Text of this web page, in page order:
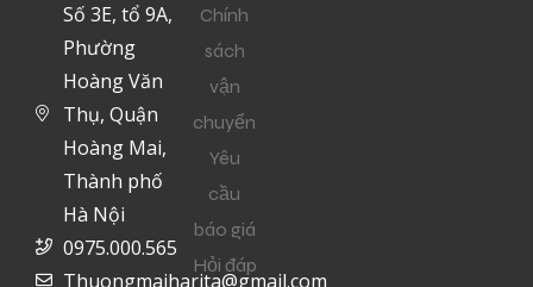
Số 3E, tổ 9A,
Phường
Hoàng Văn
Thụ, Quận
Hoàng Mai,
Thành phố
Hà Nội
0975.000.565
Thuongmaiharita@gmail.com
Chính
sách
vận
chuyển
Yêu
cầu
báo giá
Hỏi đáp